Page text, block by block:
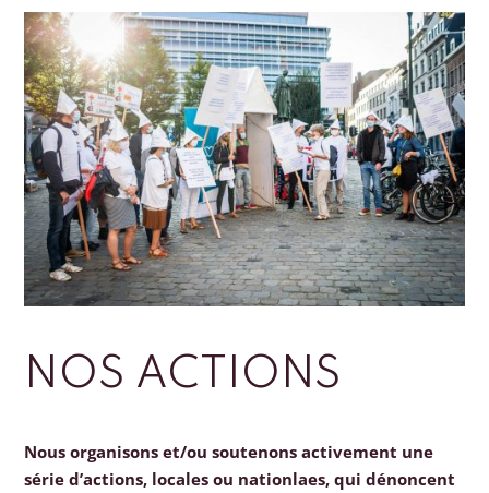
NOS ACTIONS
Nous organisons et/ou soutenons activement une
série d’actions, locales ou nationlaes, qui dénoncent